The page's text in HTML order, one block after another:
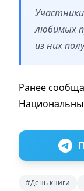
любимых
из них
Ранее
#День книги